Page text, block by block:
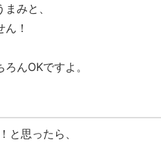
みと、
！
んOKですよ。
と思ったら、